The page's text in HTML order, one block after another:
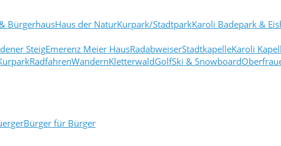
BürgerhausHaus der NaturKurpark/StadtparkKaroli Badepark &
SteigEmerenz Meier HausRadabweiserStadtkapelleKaroli
&
Bürger für Bürger